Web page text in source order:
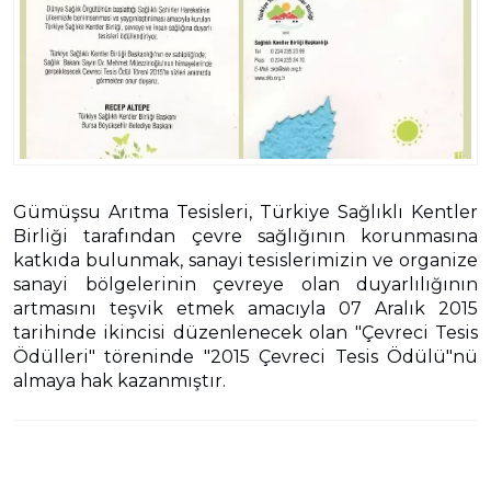
Gümüşsu Arıtma Tesisleri, Türkiye Sağlıklı Kentler
Birliği tarafından çevre sağlığının korunmasına
katkıda bulunmak, sanayi tesislerimizin ve organize
sanayi bölgelerinin çevreye olan duyarlılığının
artmasını teşvik etmek amacıyla 07 Aralık 2015
tarihinde ikincisi düzenlenecek olan "Çevreci Tesis
Ödülleri" töreninde "2015 Çevreci Tesis Ödülü"nü
almaya hak kazanmıştır.